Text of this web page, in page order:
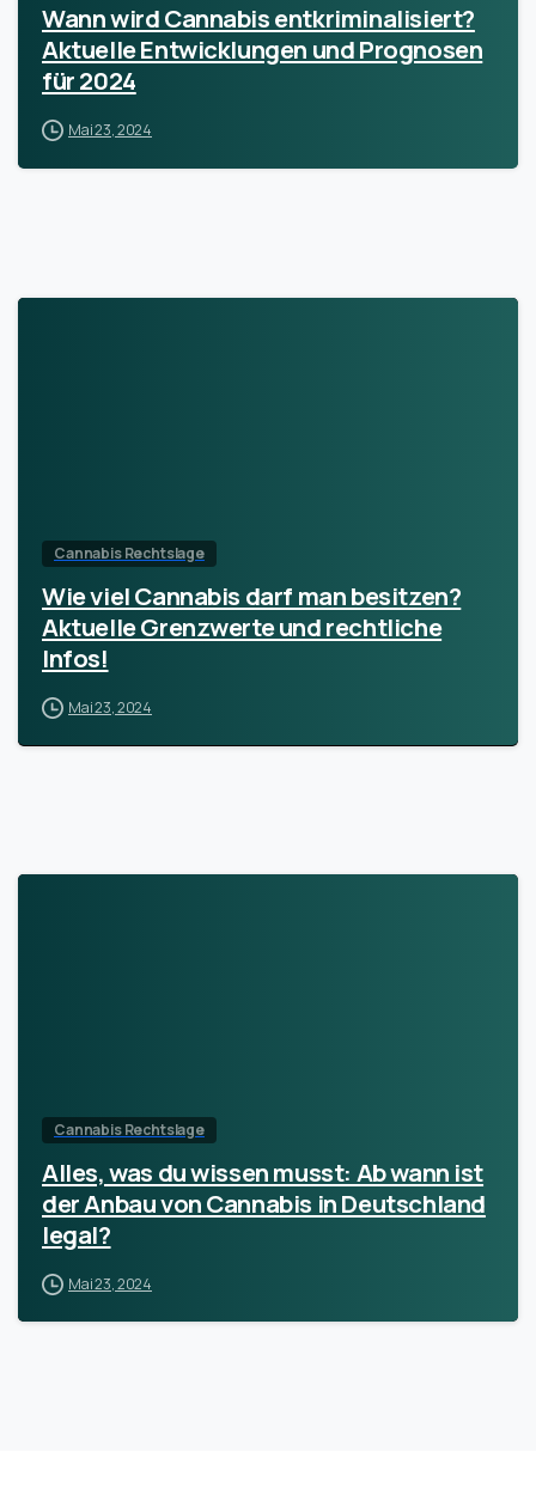
Wann wird Cannabis entkriminalisiert?
Aktuelle Entwicklungen und Prognosen
für 2024
Mai 23, 2024
Cannabis Rechtslage
Wie viel Cannabis darf man besitzen?
Aktuelle Grenzwerte und rechtliche
Infos!
Mai 23, 2024
Cannabis Rechtslage
Alles, was du wissen musst: Ab wann ist
der Anbau von Cannabis in Deutschland
legal?
Mai 23, 2024